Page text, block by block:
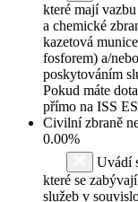
které mají
a chemické
kazetová
fosforem) a/
poskytováním
Pokud máte
přímo na ISS
Civilní zbraně
0.00%
Uvádí
které se
služeb v